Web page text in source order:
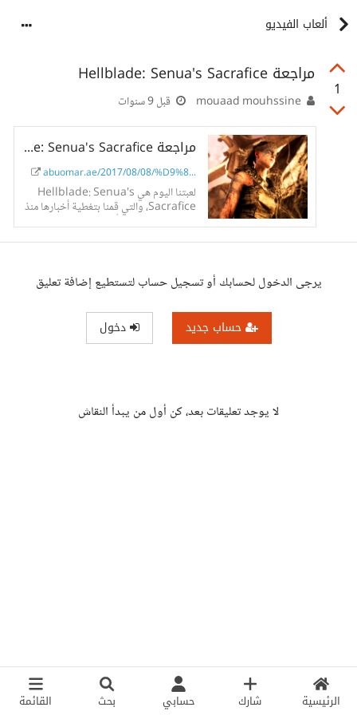
الرئيسية شارك حسابي بحث القائمة
ألعاب الفيديو
1
مراجعة Hellblade: Senua's Sacrafice
قبل 9 سنوات
مراجعة Hellblade: Senua's Sacrafice
abuomar.ae/2017/08/08/%D9%8...
لعبتنا اليوم هي Hellblade: Senua's
Sacrafice، والتي قمنا بتغطية أخبارها منذ
بعض الوقت، حيث تأتينا من.. إليكم مراجعة
يرجى الدخول لحسابك أو تسجيل حساب لتستطيع إضافة تعليق
حساب جديد دخول
لا يوجد تعليقات بعد، كن أول من يبدأ النقاش